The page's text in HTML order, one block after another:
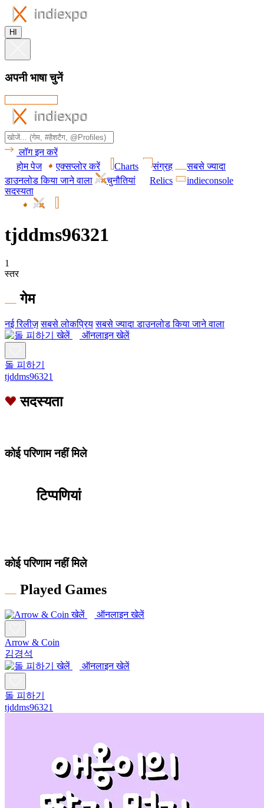
HI
अपनी भाषा चुनें
लॉग इन करें
होम पेज
एक्सप्लोर करें Charts संग्रह
सबसे ज्यादा
डाउनलोड किया जाने वाला
चुनौतियां Relics
indieconsole
सदस्यता
tjddms96321
1
स्तर
गेम
नई रिलीज़ सबसे लोकप्रिय सबसे ज्यादा डाउनलोड किया जाने वाला
ऑनलाइन खेलें
돌 피하기
tjddms96321
सदस्यता
कोई परिणाम नहीं मिले
टिप्पणियां
कोई परिणाम नहीं मिले
Played Games
ऑनलाइन खेलें
Arrow & Coin
김경석
ऑनलाइन खेलें
돌 피하기
tjddms96321